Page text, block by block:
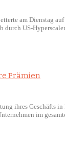
am Dienstag
US-
Prämien
ihres
im